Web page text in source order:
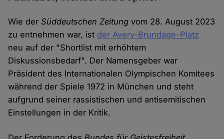
Wie derSüddeutschen Zeitung vom 28. August 2023
zu entnehmen war, ist der Avery-Brundage-Platz
neu auf der "Shortlist mit erhöhtem
Diskussionsbedarf". Der Namensgeber war
Präsident des Internationalen Olympischen Komitees
während der Spiele 1972 in München und steht
aufgrund seiner rassistischen und antisemitischen
Einstellungen in der Kritik.